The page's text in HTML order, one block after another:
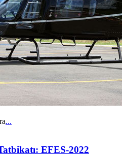
...
EFES-2022